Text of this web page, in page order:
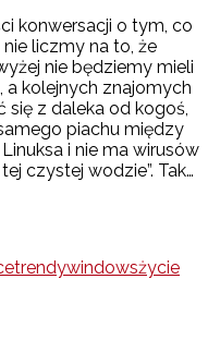
konwersacji o tym, co
liczmy na to, że
nie będziemy mieli
kolejnych znajomych
z daleka od kogoś,
piachu między
i nie ma wirusów
czystej wodzie”. Tak…
trendywindowsżycie